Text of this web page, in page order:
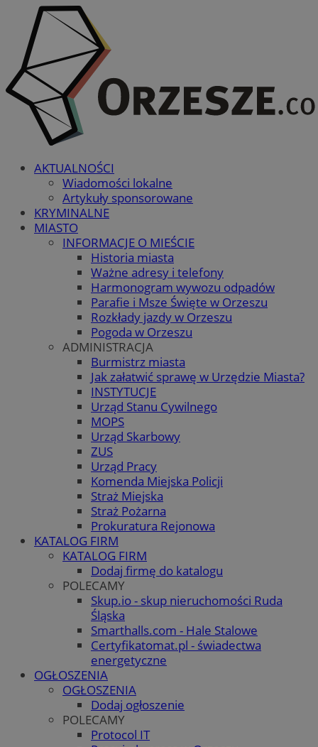
AKTUALNOŚCI
Wiadomości lokalne
Artykuły sponsorowane
KRYMINALNE
MIASTO
INFORMACJE O MIEŚCIE
Historia miasta
Ważne adresy i telefony
Harmonogram wywozu odpadów
Parafie i Msze Święte w Orzeszu
Rozkłady jazdy w Orzeszu
Pogoda w Orzeszu
ADMINISTRACJA
Burmistrz miasta
Jak załatwić sprawę w Urzędzie Miasta?
INSTYTUCJE
Urząd Stanu Cywilnego
MOPS
Urząd Skarbowy
ZUS
Urząd Pracy
Komenda Miejska Policji
Straż Miejska
Straż Pożarna
Prokuratura Rejonowa
KATALOG FIRM
KATALOG FIRM
Dodaj firmę do katalogu
POLECAMY
Skup.io - skup nieruchomości Ruda
Śląska
Smarthalls.com - Hale Stalowe
Certyfikatomat.pl - świadectwa
energetyczne
OGŁOSZENIA
OGŁOSZENIA
Dodaj ogłoszenie
POLECAMY
Protocol IT